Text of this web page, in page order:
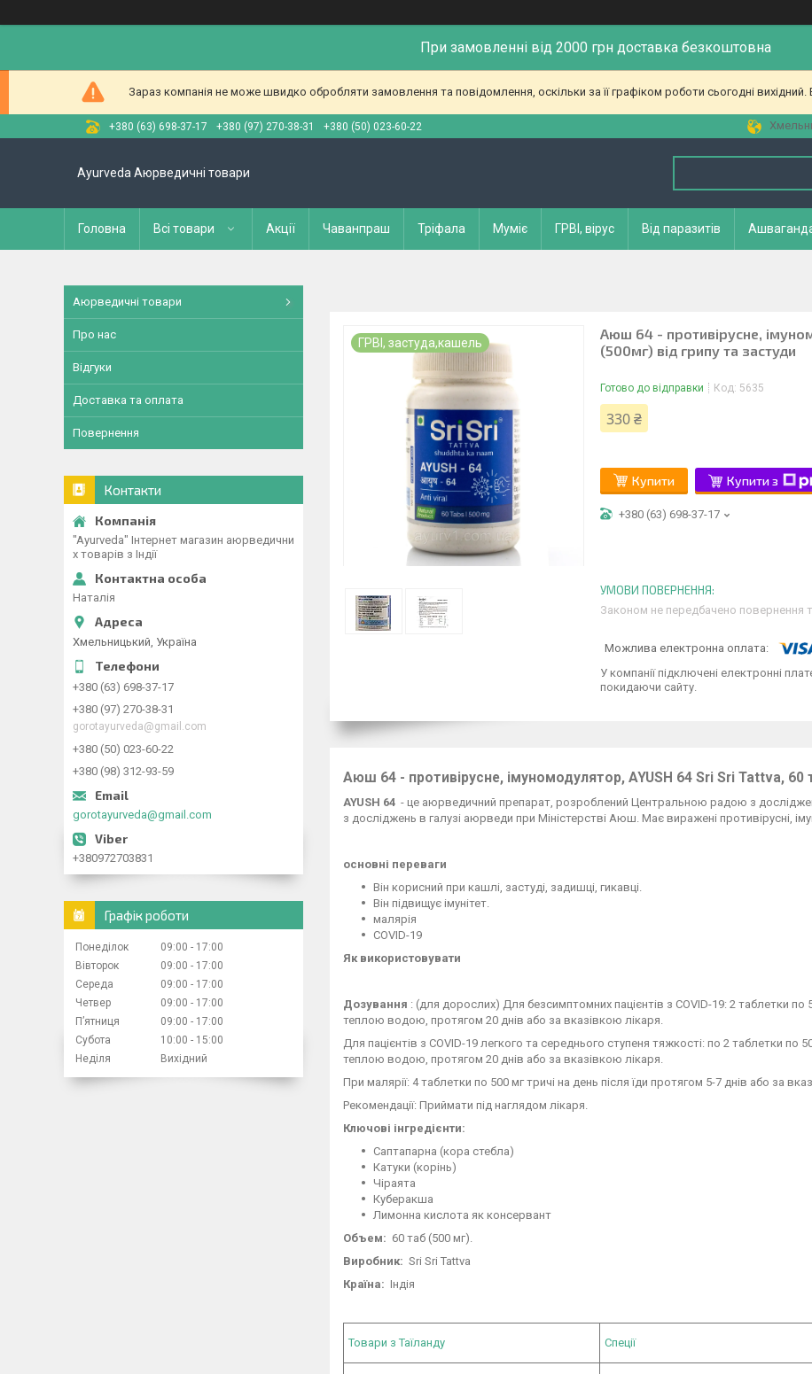
При замовленні від 2000 грн доставка безкоштовна
Зараз компанія не може швидко обробляти замовлення та повідомлення, оскільки за її графіком роботи сьогодні
+380 (63) 698-37-17 +380 (97) 270-38-31 +380 (50) 023-60-22
Ayurveda Аюрведичні товари
Головна Всі товари Акції Чаванпраш Тріфала Муміє ГРВІ, вірус Від паразитів
ГРВІ, застуда,кашель
Аюш 64 - противірусне,
(500мг) від грипу та застуди
Готово до відправки Код: 5635
330 ₴
Купити Купити з
+380 (63) 698-37-17
Законом не передбачено повернення
У компанії підключені електронні
покидаючи сайту.
Аюш 64 - противірусне, імуномодулятор, AYUSH 64 Sri Sri Tattva, 60
AYUSH 64 - це аюрведичний препарат, розроблений Центральною радою з
з досліджень в галузі аюрведи при Міністерстві Аюш. Має виражені противірусні,
основні переваги
Він корисний при кашлі, застуді, задишці, гикавці.
Він підвищує імунітет.
малярія
СOVID-19
Як використовувати
Дозування : (для дорослих) Для безсимптомних пацієнтів з COVID-19: 2 таблетки по
теплою водою, протягом 20 днів або за вказівкою лікаря.
Для пацієнтів з COVID-19 легкого та середнього ступеня тяжкості: по 2 таблетки по
теплою водою, протягом 20 днів або за вказівкою лікаря.
При малярії: 4 таблетки по 500 мг тричі на день після їди протягом 5-7 днів або за
Рекомендації: Приймати під наглядом лікаря.
Ключові інгредієнти:
Саптапарна (кора стебла)
Катуки (корінь)
Чіраята
Куберакша
Лимонна кислота як консервант
Объем: 60 таб (500 мг).
Виробник: Sri Sri Tattva
Країна: Індія
Товари з Таїланду Спеції
Аюрведичні товари
Про нас
Відгуки
Доставка та оплата
Повернення
Контакти
"Ayurveda" Інтернет магазин аюрведични
х товарів з Індії
Наталія
Хмельницький, Україна
+380 (63) 698-37-17
+380 (97) 270-38-31
gorotayurveda@gmail.com
+380 (50) 023-60-22
+380 (98) 312-93-59
gorotayurveda@gmail.com
+380972703831
Графік роботи
Понеділок 09:00
17:00
Вівторок
09:00
17:00
Середа
09:00
17:00
Четвер
09:00
17:00
Пʼятниця
09:00
17:00
Субота
10:00
15:00
Неділя
Вихідний